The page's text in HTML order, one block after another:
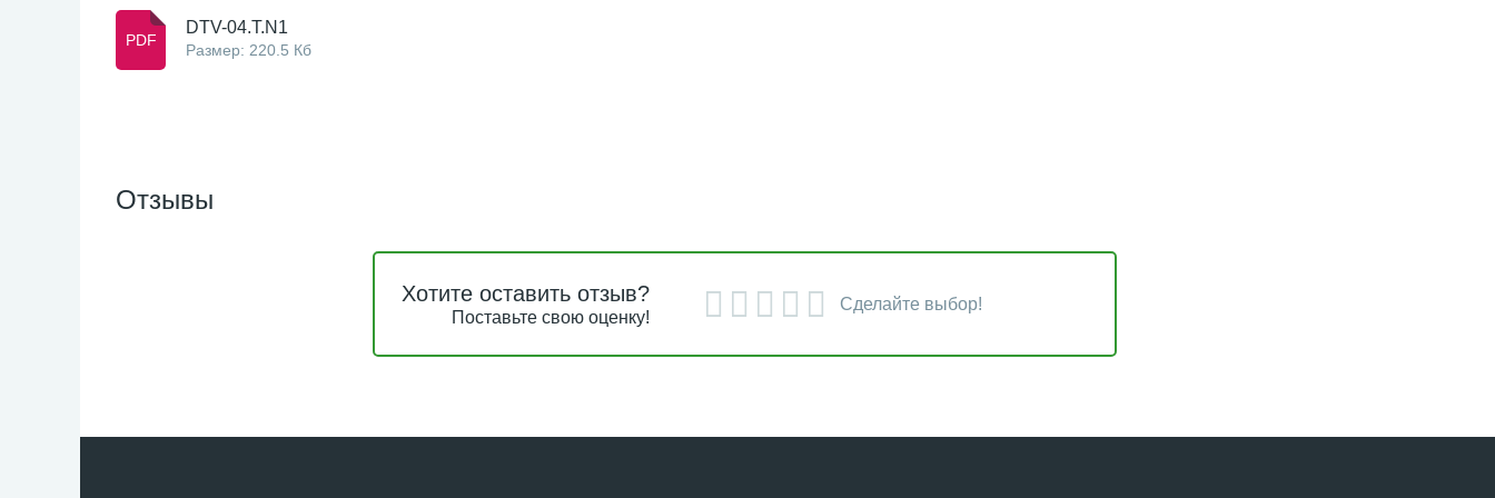
DTV-04.T.N1
Размер: 220.5 Кб
Отзывы
Хотите оставить отзыв?
Поставьте свою оценку!
Сделайте выбор!